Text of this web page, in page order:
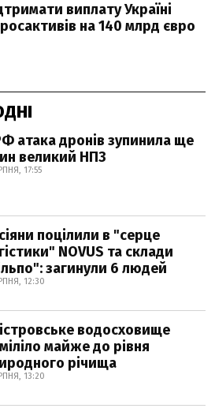
виплату Україні
на 140 млрд євро
атака дронів зупинила ще
великий НПЗ
17:55
поцілили в "серце
NOVUS та склади
загинули 6 людей
12:30
водосховище
майже до рівня
річища
13:20